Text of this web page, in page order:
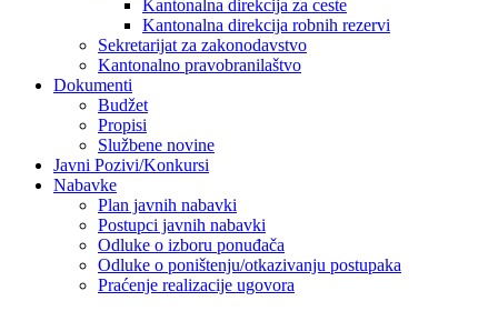
Kantonalna direkcija za ceste
Kantonalna direkcija robnih rezervi
Sekretarijat za zakonodavstvo
Kantonalno pravobranilaštvo
Dokumenti
Budžet
Propisi
Službene novine
Javni Pozivi/Konkursi
Nabavke
Plan javnih nabavki
Postupci javnih nabavki
Odluke o izboru ponuđača
Odluke o poništenju/otkazivanju postupaka
Praćenje realizacije ugovora